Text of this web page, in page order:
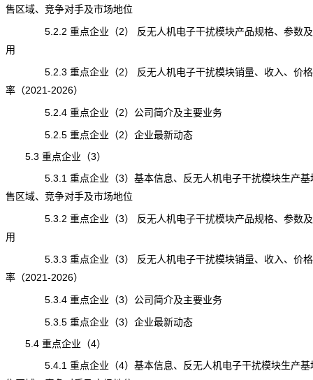
售区域、竞争对手及市场地位
5.2.2 重点企业（2） 反无人机电子干扰模块产品规格、参数及
用
5.2.3 重点企业（2） 反无人机电子干扰模块销量、收入、价格
率（2021-2026）
5.2.4 重点企业（2）公司简介及主要业务
5.2.5 重点企业（2）企业最新动态
5.3 重点企业（3）
5.3.1 重点企业（3）基本信息、反无人机电子干扰模块生产基
售区域、竞争对手及市场地位
5.3.2 重点企业（3） 反无人机电子干扰模块产品规格、参数及
用
5.3.3 重点企业（3） 反无人机电子干扰模块销量、收入、价格
率（2021-2026）
5.3.4 重点企业（3）公司简介及主要业务
5.3.5 重点企业（3）企业最新动态
5.4 重点企业（4）
5.4.1 重点企业（4）基本信息、反无人机电子干扰模块生产基